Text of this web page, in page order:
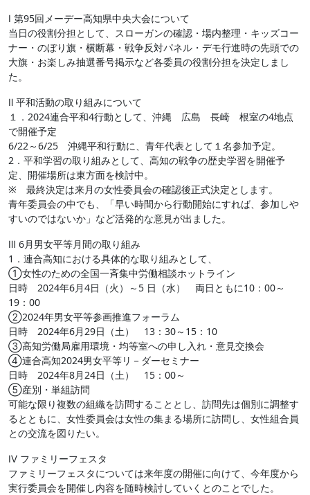
Ⅰ 第95回メーデー高知県中央大会について
当日の役割分担として、スローガンの確認・場内整理・キッズコー
ナー・のぼり旗・横断幕・戦争反対パネル・デモ行進時の先頭での
大旗・お楽しみ抽選番号掲示など各委員の役割分担を決定しまし
た。
Ⅱ 平和活動の取り組みについて
１．2024連合平和4行動として、沖縄 広島 長崎 根室の4地点
で開催予定
6/22～6/25 沖縄平和行動に、青年代表として１名参加予定。
2．平和学習の取り組みとして、高知の戦争の歴史学習を開催予
定、開催場所は東方面を検討中。
※ 最終決定は来月の女性委員会の確認後正式決定とします。
青年委員会の中でも、「早い時間から行動開始にすれば、参加しや
すいのではないか」など活発的な意見が出ました。
Ⅲ 6月男女平等月間の取り組み
1．連合高知における具体的な取り組みとして、
①女性のための全国一斉集中労働相談ホットライン
日時 2024年6月4日（火）～5 日（水） 両日ともに10：00～
19：00
②2024年男女平等参画推進フォーラム
日時 2024年6月29日（土） 13：30～15：10
③高知労働局雇用環境・均等室への申し入れ・意見交換会
④連合高知2024男女平等リ－ダーセミナー
日時 2024年8月24日（土） 15：00～
⑤産別・単組訪問
可能な限り複数の組織を訪問することとし、訪問先は個別に調整す
るとともに、女性委員会は女性の集まる場所に訪問し、女性組合員
との交流を図りたい。
Ⅳ ファミリーフェスタ
ファミリーフェスタについては来年度の開催に向けて、今年度から
実行委員会を開催し内容を随時検討していくとのことでした。